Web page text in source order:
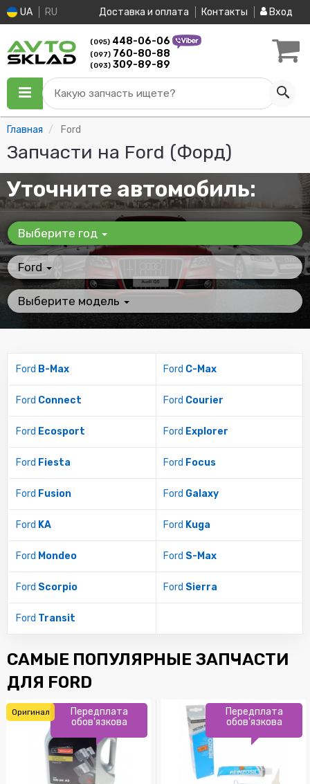
UA RU Доставка и оплата Контакты Вход
(095) 448-06-06
(097) 760-80-88
(093) 309-89-89
Какую запчасть ищете?
Главная Ford
Запчасти на Ford (Форд)
Уточните автомобиль:
Выберите год
Ford
Выберите модель
Ford B-Max Ford C-Max
Ford Connect Ford Courier
Ford Ecosport Ford Explorer
Ford Fiesta Ford Focus
Ford Fusion Ford Galaxy
Ford KA Ford Kuga
Ford Mondeo Ford S-Max
Ford Scorpio Ford Sierra
Ford Transit
САМЫЕ ПОПУЛЯРНЫЕ ЗАПЧАСТИ
ДЛЯ FORD
Передплата
обов'язкова
Оригинал
Передплата
обов'язкова